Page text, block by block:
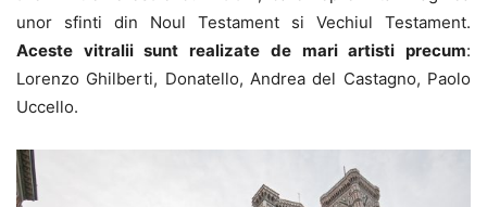
unor sfinti din Noul Testament si Vechiul Testament.
Aceste vitralii sunt realizate de mari artisti precum:
Lorenzo Ghilberti, Donatello, Andrea del Castagno, Paolo
Uccello.